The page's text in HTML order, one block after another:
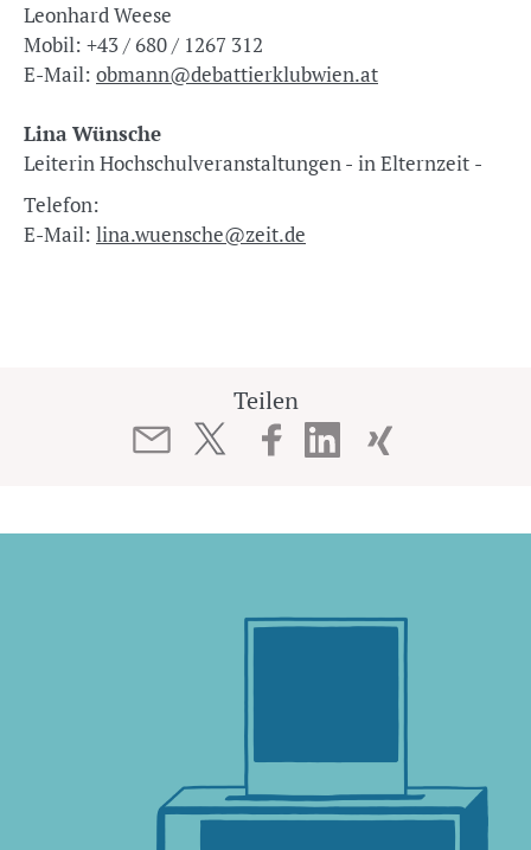
Leonhard Weese
Mobil: +43 / 680 / 1267 312
E-Mail: obmann@debattierklubwien.at
Lina Wünsche
Leiterin Hochschulveranstaltungen - in Elternzeit -
Telefon:
E-Mail: lina.wuensche@zeit.de
Teilen